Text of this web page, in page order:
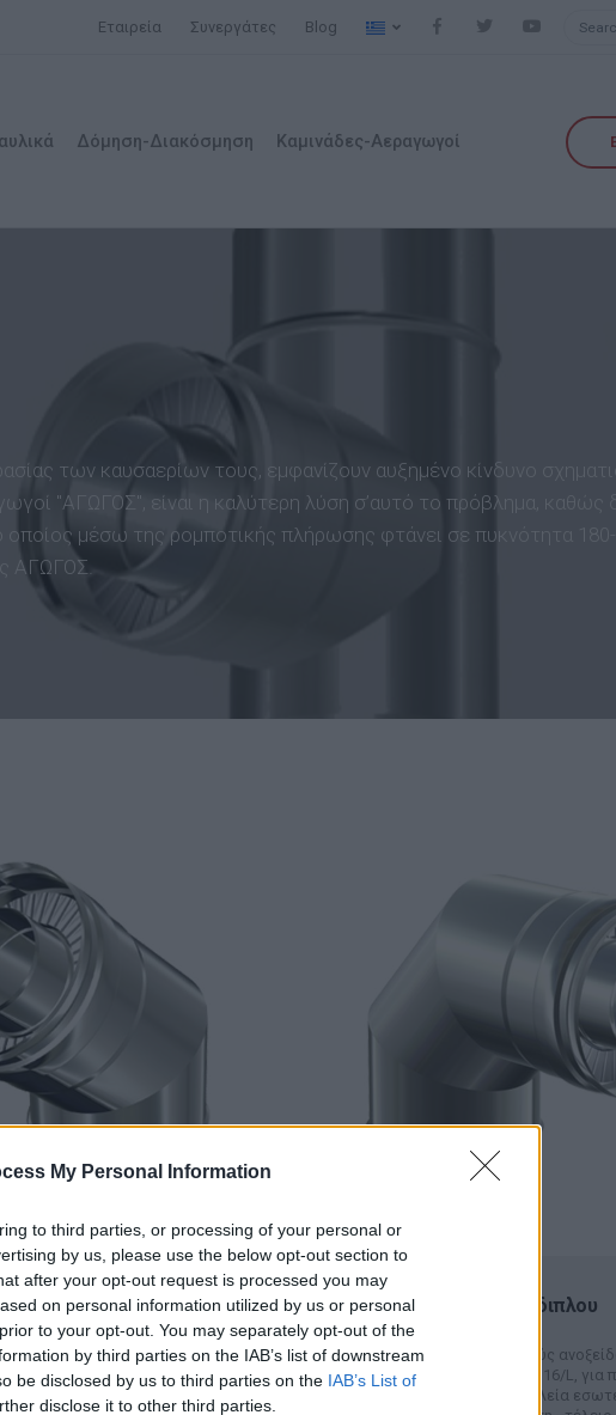
My Personal Information
to third parties, or processing of your personal or
by us, please use the below opt-out section to
after your opt-out request is processed you may
on personal information utilized by us or personal
to your opt-out. You may separately opt-out of the
by third parties on the IAB’s list of downstream
be disclosed by us to third parties on the IAB’s List of
disclose it to other third parties.
Εταιρεία Συνεργάτες Blog
Δόμηση-Διακόσμηση Καμινάδες-Αεραγωγοί
των καυσαερίων τους, εμφανίζουν αυξημένο κίνδυνο
"ΑΓΩΓΟΣ", είναι η καλύτερη λύση σ’αυτό το πρόβλημα, καθώς
μέσω της ρομποτικής πλήρωσης φτάνει σε πυκνότητα 180-
ΑΓΩΓΟΣ.
μοιρών διπλού
από ανοξείδωτο χάλυβα
Προσφέρουν μέγιστη μόνωση,
180 κιλών ανά
Καμπύλη 90 μοιρών διπλου
τοιχώματος
Καμπύλες 90° από ειδικούς
χάλυβες AISI304/L ή AISI316/L, για
αντοχή στην διάβρωση. Λεία